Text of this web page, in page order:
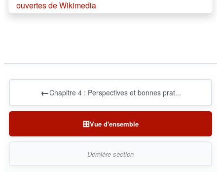
ouvertes de Wikimedia
←Chapitre 4 : Perspectives et bonnes prat...
⊞Vue d'ensemble
Dernière section